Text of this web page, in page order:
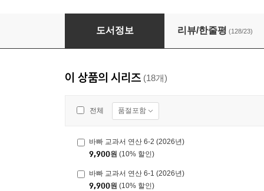
바빠 교과서 연산 5-2 (2026년)
도서정보 리뷰/한줄평 (128/23)
이 상품의 시리즈 (18개)
전체 품절포함
바빠 교과서 연산 6-2 (2026년)
9,900원 (10% 할인)
바빠 교과서 연산 6-1 (2026년)
9,900원 (10% 할인)